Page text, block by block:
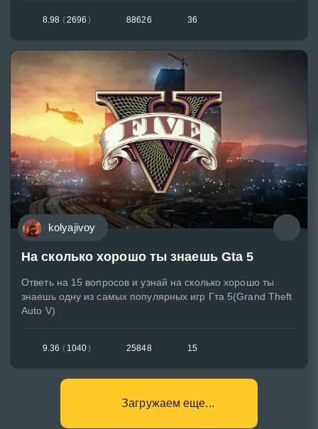
8.98 (2696 ) 88626 36
kolyajivoy
На сколько хорошо ты знаешь Gta 5
Ответь на 15 вопросов и узнай на сколько хорошо ты
знаешь одну из самых популярных игр Гта 5(Grand Theft
Auto V)
9.36 ( 1040) 25848 15
Загружаем еще...